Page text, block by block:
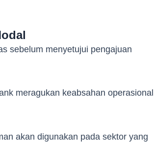
sebelum menyetujui pengajuan
meragukan keabsahan operasional
akan digunakan pada sektor yang